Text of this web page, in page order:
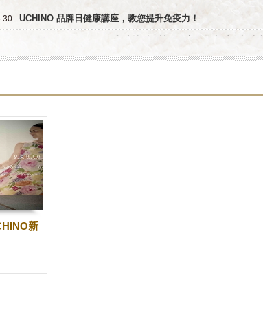
UCHINO 品牌日健康講座，教您提升免疫力！
2025 UCHINO 品牌日，與演技派女神劉品言一起享受追劇時光
新